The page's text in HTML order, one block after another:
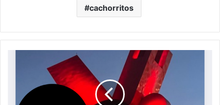
cachorritos
Económico’,